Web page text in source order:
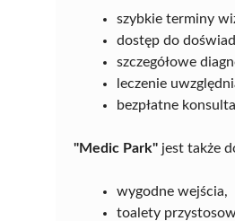
szybkie terminy
dostęp do
szczegółowe
leczenie
bezpłatne
"Medic Park" jest także
wygodne wejścia,
toalety